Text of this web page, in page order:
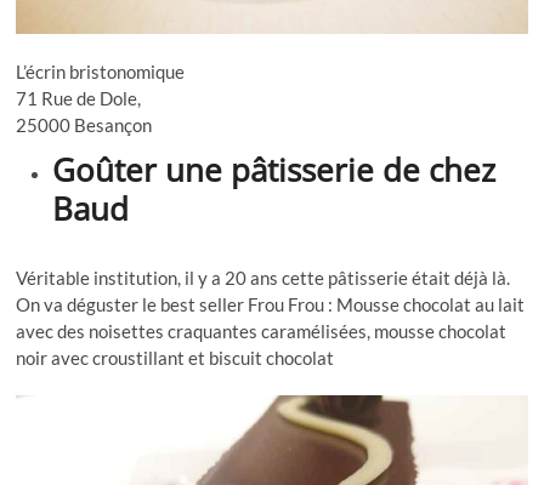
L’écrin bristonomique
71 Rue de Dole,
25000 Besançon
Goûter une pâtisserie de chez
Baud
Véritable institution, il y a 20 ans cette pâtisserie était déjà là.
On va déguster le best seller Frou Frou : Mousse chocolat au lait
avec des noisettes craquantes caramélisées, mousse chocolat
noir avec croustillant et biscuit chocolat